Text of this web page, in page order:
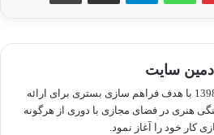
ادمین سایت
رسانه کاشمر سلام، از سال 1398 با هدف فراهم سازی بستری برای ارائه
هنری در فضای مجازی با دوری از هرگونه
کار خود را آغاز نمود.